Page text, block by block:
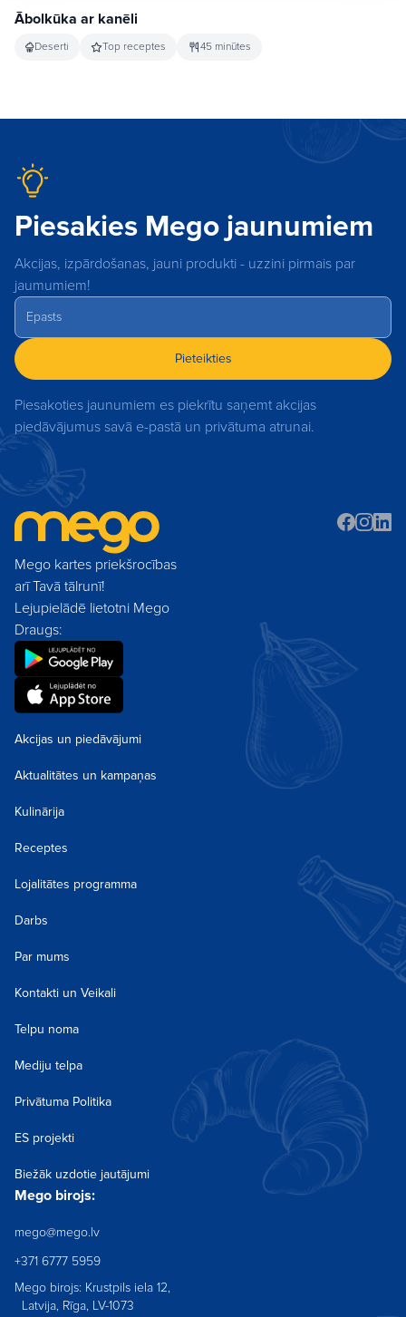
Ābolkūka ar kanēli
Deserti Top receptes 45 minūtes
Piesakies Mego jaunumiem
Akcijas, izpārdošanas, jauni produkti - uzzini pirmais par
jaumumiem!
Pieteikties
Piesakoties jaunumiem es piekrītu saņemt akcijas
piedāvājumus savā e-pastā un privātuma atrunai.
Mego kartes priekšrocības
arī Tavā tālrunī!
Lejupielādē lietotni Mego
Draugs:
Akcijas un piedāvājumi
Aktualitātes un kampaņas
Kulinārija
Receptes
Lojalitātes programma
Darbs
Par mums
Kontakti un Veikali
Telpu noma
Mediju telpa
Privātuma Politika
ES projekti
Biežāk uzdotie jautājumi
Mego birojs:
mego@mego.lv
+371 6777 5959
Mego birojs: Krustpils iela 12,
Latvija, Rīga, LV-1073